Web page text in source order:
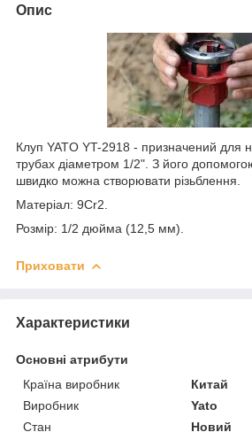
Опис
Клуп YATO YT-2918 - призначений для
трубах діаметром 1/2". З його
швидко можна створювати різьблення.
Матеріал: 9Cr2.
Розмір: 1/2 дюйма (12,5 мм).
Приховати
Характеристики
Основні атрибути
Країна виробник
Китай
Виробник
Yato
Стан
Новий